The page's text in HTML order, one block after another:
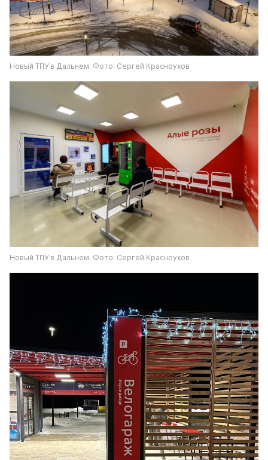
Новый ТПУ в Дальнем. Фото: Сергей Красноухов
Новый ТПУ в Дальнем. Фото: Сергей Красноухов